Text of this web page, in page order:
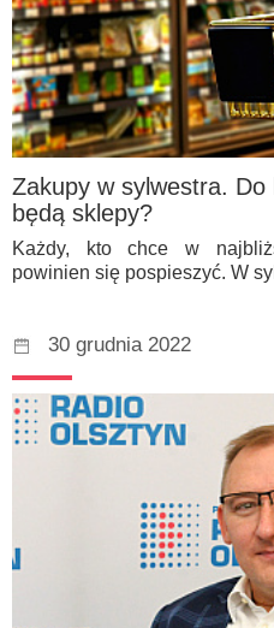
Zakupy w sylwestra.
będą sklepy?
Każdy, kto chce w
powinien się pospieszyć. W
30 grudnia 2022